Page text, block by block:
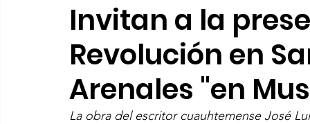
Invitan a la
Revolución en
Arenales "en
La obra del escritor cuauhtemense José